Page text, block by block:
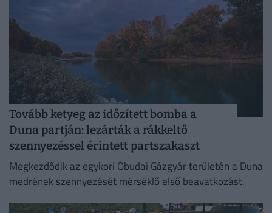
Tovább ketyeg az időzített bomba a
Duna partján: lezárták a rákkeltő
szennyezéssel érintett partszakaszt
Megkezdődik az egykori Óbudai Gázgyár területén a Duna
medrének szennyezését mérséklő első beavatkozást.